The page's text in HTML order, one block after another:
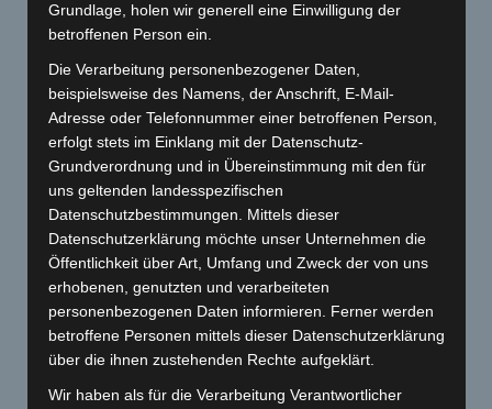
Restauration Yamaha XT 500
Veröffentlicht am24. Oktober 2024 vonflyingclassics
Restauration Yamaha XT 500
Grundlage, holen wir generell eine Einwilligung der
betroffenen Person ein.
Die Verarbeitung personenbezogener Daten,
beispielsweise des Namens, der Anschrift, E-Mail-
Adresse oder Telefonnummer einer betroffenen Person,
erfolgt stets im Einklang mit der Datenschutz-
Grundverordnung und in Übereinstimmung mit den für
uns geltenden landesspezifischen
Datenschutzbestimmungen. Mittels dieser
Datenschutzerklärung möchte unser Unternehmen die
Öffentlichkeit über Art, Umfang und Zweck der von uns
erhobenen, genutzten und verarbeiteten
personenbezogenen Daten informieren. Ferner werden
betroffene Personen mittels dieser Datenschutzerklärung
über die ihnen zustehenden Rechte aufgeklärt.
Wir haben als für die Verarbeitung Verantwortlicher